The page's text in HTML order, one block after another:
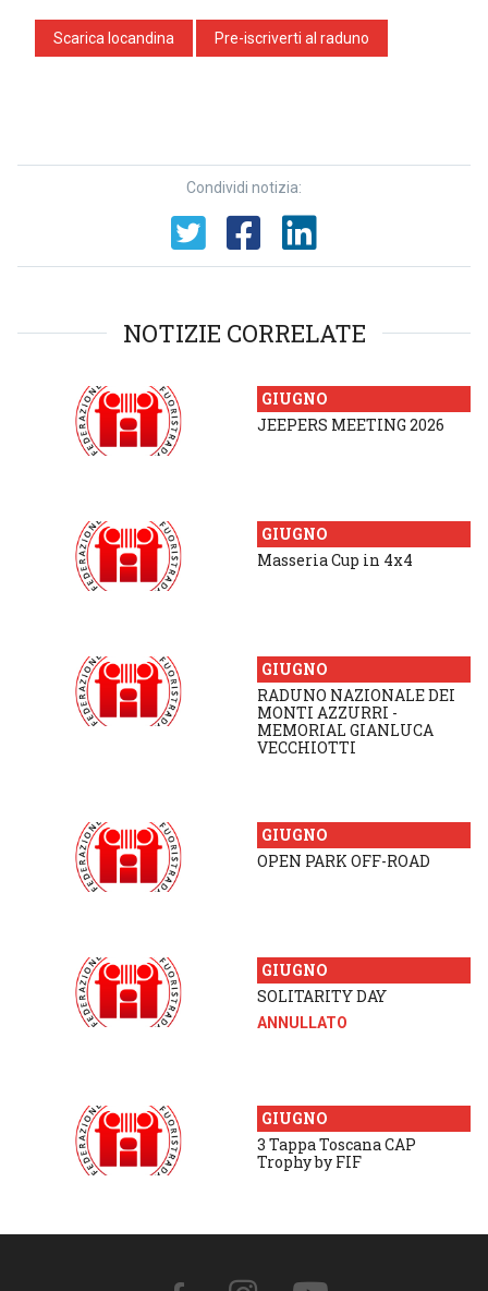
Scarica locandina Pre-iscriverti al raduno
Condividi notizia:
NOTIZIE CORRELATE
GIUGNO
JEEPERS MEETING 2026
GIUGNO
Masseria Cup in 4x4
GIUGNO
RADUNO NAZIONALE DEI
MONTI AZZURRI -
MEMORIAL GIANLUCA
VECCHIOTTI
GIUGNO
OPEN PARK OFF-ROAD
GIUGNO
SOLITARITY DAY
ANNULLATO
GIUGNO
3 Tappa Toscana CAP
Trophy by FIF